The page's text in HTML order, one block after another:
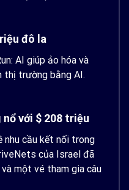
đô la
AI giúp ảo hóa và
thị trường bằng AI.
với $ 208 triệu
nhu cầu kết nối trong
của Israel đã
một vé tham gia câu